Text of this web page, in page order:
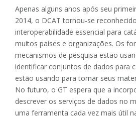
Apenas alguns anos após seu
2014, o DCAT tornou-se
interoperabilidade essencial para
muitos países e organizações. Os
mecanismos de pesquisa estão
identificar conjuntos de dados para
estão usando para tornar seus
No futuro, o GT espera que a
descrever os serviços de dados no
uma ferramenta cada vez mais útil